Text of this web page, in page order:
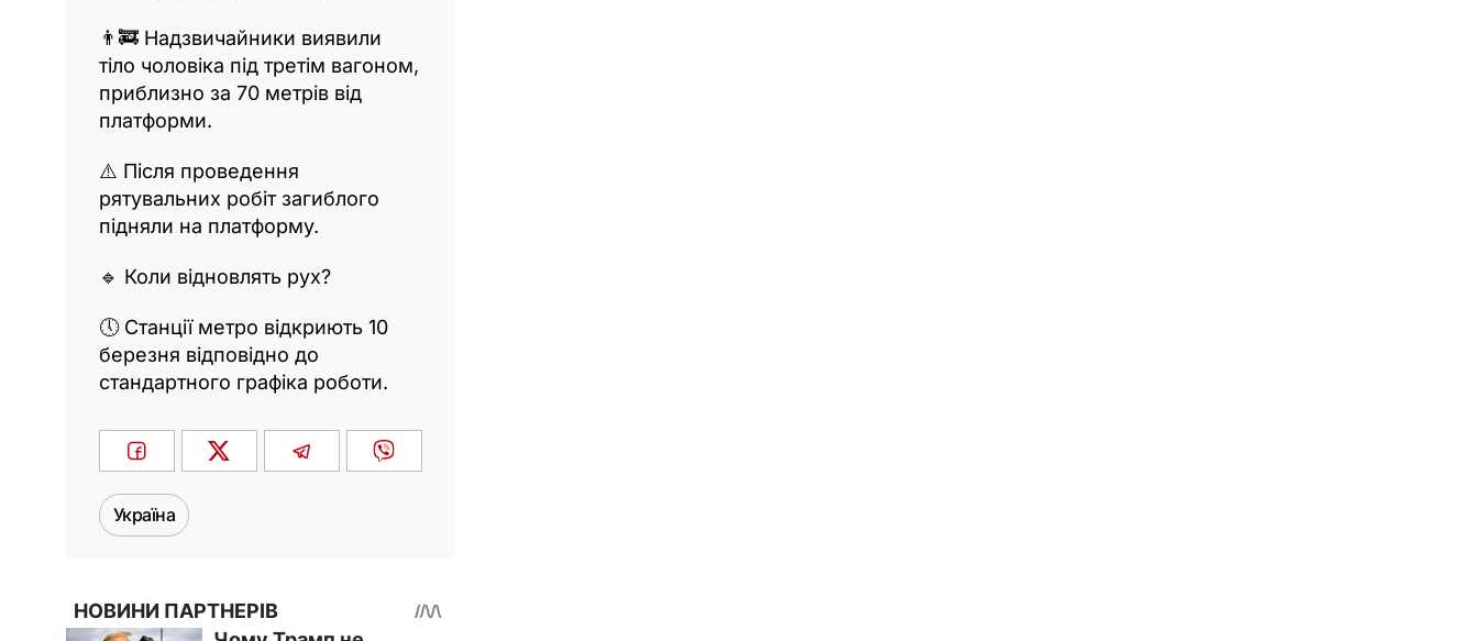
👨🚒 Надзвичайники виявили
тіло чоловіка під третім вагоном,
приблизно за 70 метрів від
платформи.
⚠️ Після проведення
рятувальних робіт загиблого
підняли на платформу.
🔹 Коли відновлять рух?
🕔 Станції метро відкриють 10
березня відповідно до
стандартного графіка роботи.
Україна